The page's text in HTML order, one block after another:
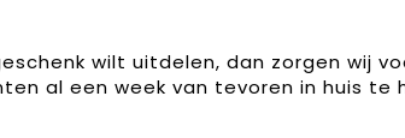
wilt uitdelen, dan zorgen wij
al een week van tevoren in huis te